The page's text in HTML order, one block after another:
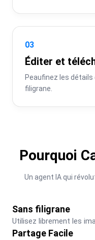
03
Éditer et
Peaufinez les
filigrane.
Pourquoi
Un agent IA qui
Sans filigrane
Utilisez librement les
Partage Facile